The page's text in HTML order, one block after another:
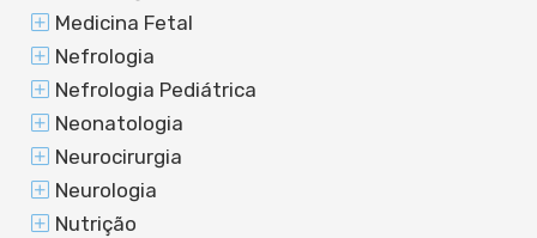
Medicina Fetal
Nefrologia
Nefrologia Pediátrica
Neonatologia
Neurocirurgia
Neurologia
Nutrição